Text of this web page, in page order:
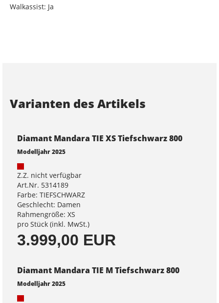
Walkassist: Ja
Varianten des Artikels
Diamant Mandara TIE XS Tiefschwarz 800
Modelljahr 2025
Z.Z. nicht verfügbar
Art.Nr. 5314189
Farbe: TIEFSCHWARZ
Geschlecht: Damen
Rahmengröße: XS
pro Stück (inkl. MwSt.)
3.999,00 EUR
Diamant Mandara TIE M Tiefschwarz 800
Modelljahr 2025